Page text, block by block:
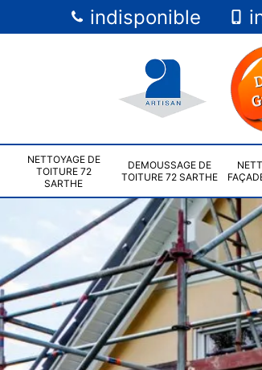
indisponible
NETTOYAGE DE
TOITURE 72
SARTHE
DEMOUSSAGE DE
TOITURE 72 SARTHE